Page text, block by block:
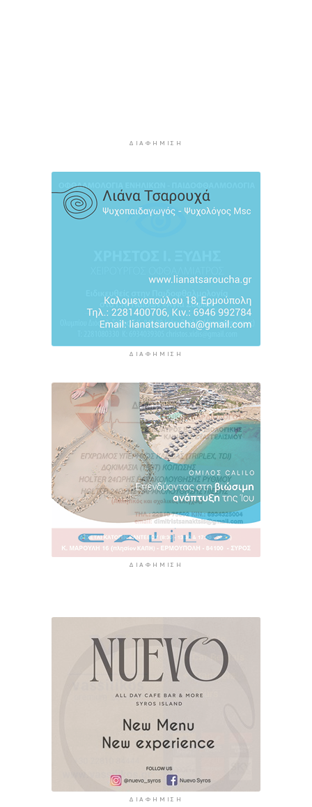
Ενημέρωση Δ.Ε.Υ.Α. Σύρου – Ερμούπολης
6 ώρες 17 λεπτά πρίν
ΔΙΑΦΉΜΙΣΗ
ΔΙΑΦΉΜΙΣΗ
ΔΙΑΦΉΜΙΣΗ
ΔΙΑΦΉΜΙΣΗ